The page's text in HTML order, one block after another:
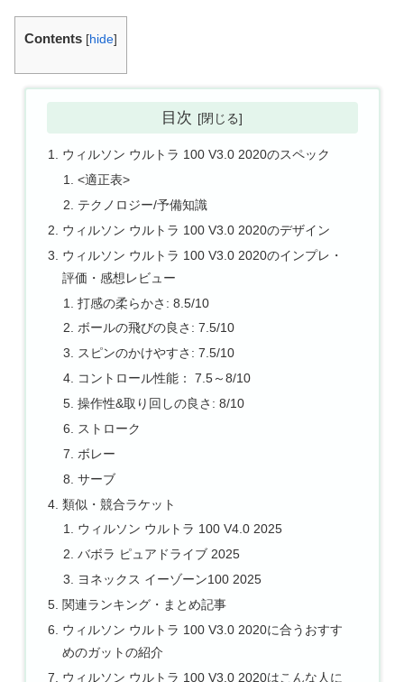
Contents [hide]
目次
ウィルソン ウルトラ 100 V3.0 2020のスペック
<適正表>
テクノロジー/予備知識
ウィルソン ウルトラ 100 V3.0 2020のデザイン
ウィルソン ウルトラ 100 V3.0 2020のインプレ・
評価・感想レビュー
打感の柔らかさ: 8.5/10
ボールの飛びの良さ: 7.5/10
スピンのかけやすさ: 7.5/10
コントロール性能： 7.5～8/10
操作性&取り回しの良さ: 8/10
ストローク
ボレー
サーブ
類似・競合ラケット
ウィルソン ウルトラ 100 V4.0 2025
バボラ ピュアドライブ 2025
ヨネックス イーゾーン100 2025
関連ランキング・まとめ記事
ウィルソン ウルトラ 100 V3.0 2020に合うおすす
めのガットの紹介
ウィルソン ウルトラ 100 V3.0 2020はこんな人に